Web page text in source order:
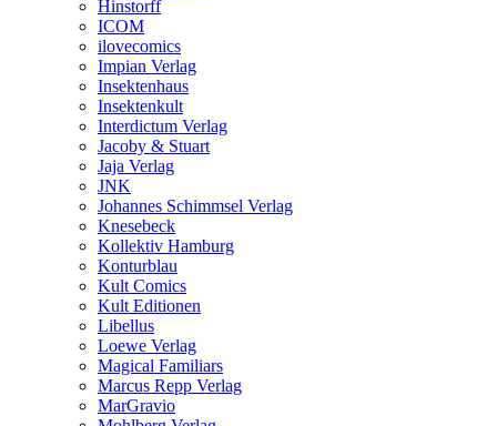
Hinstorff
ICOM
ilovecomics
Impian Verlag
Insektenhaus
Insektenkult
Interdictum Verlag
Jacoby & Stuart
Jaja Verlag
JNK
Johannes Schimmsel Verlag
Knesebeck
Kollektiv Hamburg
Konturblau
Kult Comics
Kult Editionen
Libellus
Loewe Verlag
Magical Familiars
Marcus Repp Verlag
MarGravio